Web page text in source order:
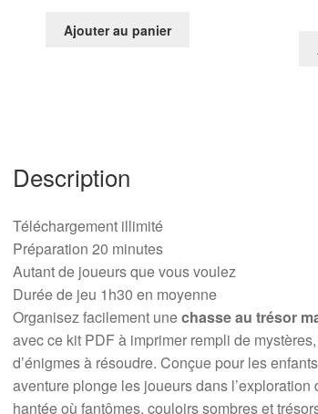
Ajouter au panier
Description
Téléchargement illimité
Préparation 20 minutes
Autant de joueurs que vous voulez
Durée de jeu 1h30 en moyenne
Organisez facilement unechasse au trésor
avec ce kit PDF à imprimer rempli de
d’énigmes à résoudre. Conçue pour les
aventure plonge les joueurs dans l’exploration
hantée où fantômes, couloirs sombres et